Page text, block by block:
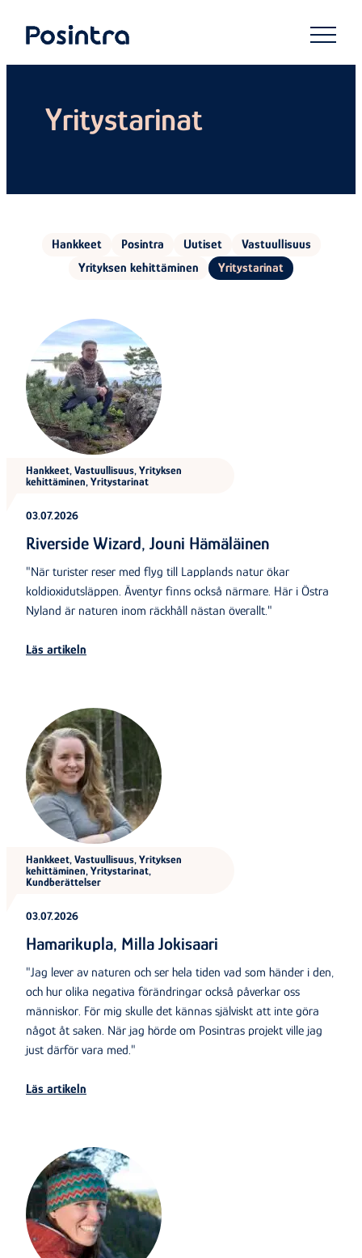
content
Posintra
Yritystarinat
Hankkeet Posintra Uutiset
Vastuullisuus
Yrityksen kehittäminen
Yritystarinat
Hankkeet, Vastuullisuus, Yrityksen
kehittäminen, Yritystarinat
03.07.2026
Riverside Wizard, Jouni Hämäläinen
"När turister reser med flyg till Lapplands natur ökar
koldioxidutsläppen. Äventyr finns också närmare. Här i Östra
Nyland är naturen inom räckhåll nästan överallt."
Läs artikeln
Hankkeet, Vastuullisuus, Yrityksen
kehittäminen, Yritystarinat,
Kundberättelser
03.07.2026
Hamarikupla, Milla Jokisaari
"Jag lever av naturen och ser hela tiden vad som händer i den,
och hur olika negativa förändringar också påverkar oss
människor. För mig skulle det kännas själviskt att inte göra
något åt saken. När jag hörde om Posintras projekt ville jag
just därför vara med."
Läs artikeln